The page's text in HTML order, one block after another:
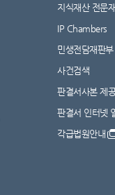
지식재산 전문
IP Chambers
민생전담재판부
사건검색
판결서사본 제
판결서 인터넷
각급법원안내